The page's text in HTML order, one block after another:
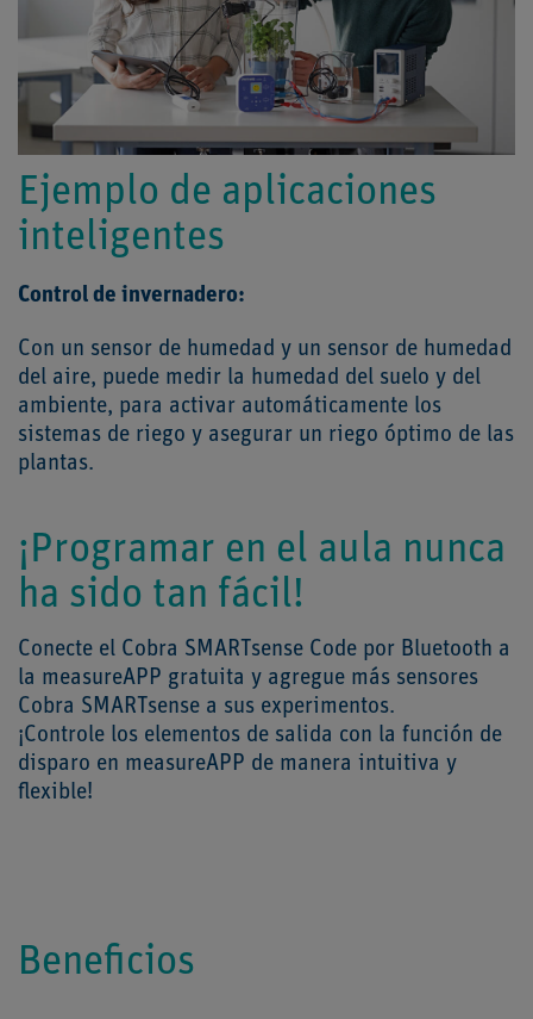
Ejemplo de aplicaciones
inteligentes
Control de invernadero:
Con un sensor de humedad y un sensor de humedad
del aire, puede medir la humedad del suelo y del
ambiente, para activar automáticamente los
sistemas de riego y asegurar un riego óptimo de las
plantas.
¡Programar en el aula nunca
ha sido tan fácil!
Conecte el Cobra SMARTsense Code por Bluetooth a
la measureAPP gratuita y agregue más sensores
Cobra SMARTsense a sus experimentos.
¡Controle los elementos de salida con la función de
disparo en measureAPP de manera intuitiva y
flexible!
Beneficios